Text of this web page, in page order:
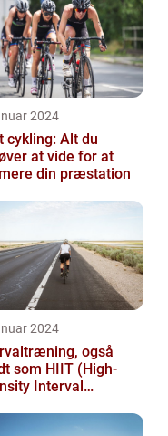
2024
cykling: Alt du
at vide for at
din præstation
2024
også
som HIIT (High-
Interval